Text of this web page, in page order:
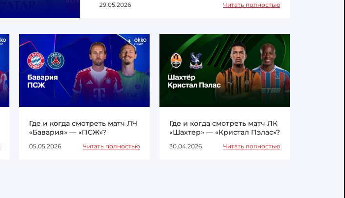
29.05.2026 Читать полностью
Где и когда смотреть матч ЛЧ
«Бавария» — «ПСЖ»?
05.05.2026 Читать полностью
Где и когда смотреть матч ЛК
«Шахтер» — «Кристал Пэлас»?
30.04.2026 Читать полностью